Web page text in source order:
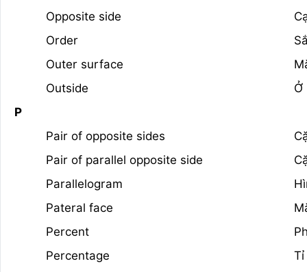
Opposite side
Order
Outer surface
Outside
Ở
P
Pair of opposite sides
Pair of parallel opposite side
Parallelogram
Pateral face
Percent
Percentage
Tỉ